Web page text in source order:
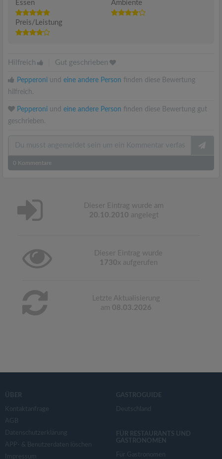
Essen Ambiente
Preis/Leistung
Hilfreich Gut geschrieben
Pepperoni und eine andere Person finden diese Bewertung
hilfreich.
Pepperoni und eine andere Person finden diese Bewertung gut
geschrieben.
0 Kommentare
Dieser Eintrag wurde am
20.10.2010 angelegt
Dieser Eintrag wurde
1730x aufgerufen
Letzte Aktualisierung
am 08.03.2026
ÜBER
Kontaktanfrage
AGB
Datenschutzerklärung
APP- & Benutzerdaten löschen
Impressum
GASTROGUIDE
Deutschland
FÜR RESTAURANTS UND
GASTRONOMEN
Für Gastronomen